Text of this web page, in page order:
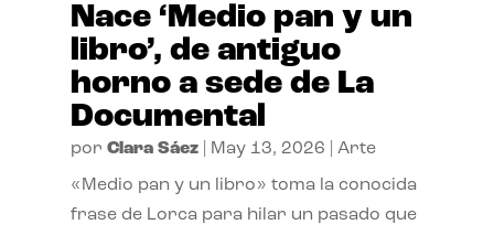
Nace ‘Medio pan y un
libro’, de antiguo
horno a sede de La
Documental
por Clara Sáez| May 13, 2026 Arte
«Medio pan y un libro» toma la conocida
frase de Lorca para hilar un pasado que